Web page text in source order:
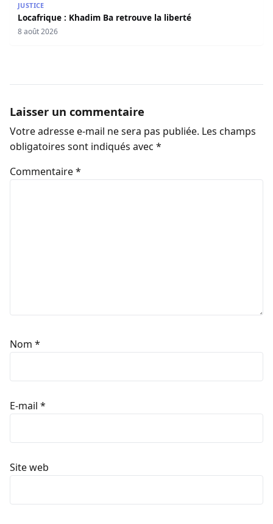
JUSTICE
Locafrique : Khadim Ba retrouve la liberté
8 août 2026
Laisser un commentaire
Votre adresse e-mail ne sera pas publiée. Les champs
obligatoires sont indiqués avec *
Commentaire*
Nom *
E-mail *
Site web